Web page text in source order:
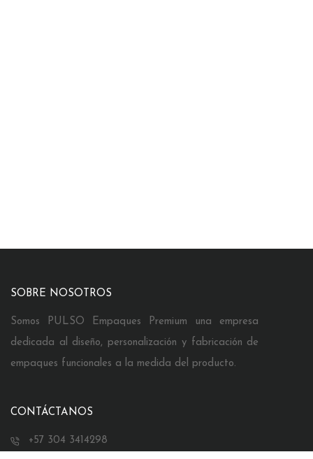
SOBRE NOSOTROS
Somos PULSO Empaques Premium una empresa
dedicada al diseño, personalización y fabricación de
empaques funcionales a la medida del producto.
CONTÁCTANOS
+57 304 3414298